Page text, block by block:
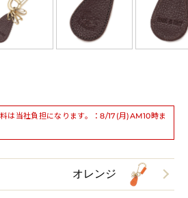
は当社負担になります。：8/17(月)AM10時ま
オレンジ